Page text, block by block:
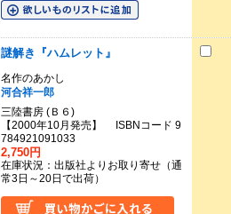
謎解き『ハムレット』
名作のあかし
河合祥一郎
三陸書房 (Ｂ６)
【2000年10月発売】 ISBNコード 9
784921091033
2,750円
在庫状況：出版社よりお取り寄せ（通
常3日～20日で出荷）